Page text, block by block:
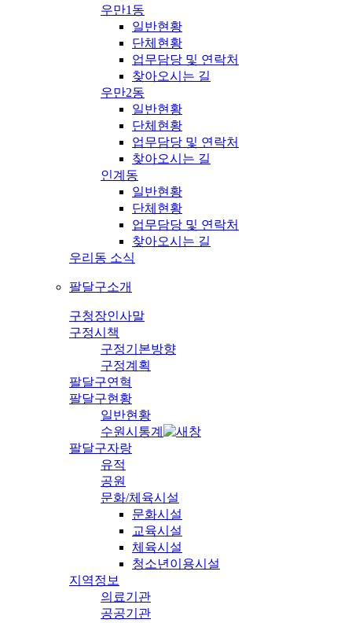
우만1동
일반현황
단체현황
업무담당 및 연락처
찾아오시는 길
우만2동
일반현황
단체현황
업무담당 및 연락처
찾아오시는 길
인계동
일반현황
단체현황
업무담당 및 연락처
찾아오시는 길
우리동 소식
팔달구소개
구청장인사말
구정시책
구정기본방향
구정계획
팔달구연혁
팔달구현황
일반현황
수원시통계
팔달구자랑
유적
공원
문화/체육시설
문화시설
교육시설
체육시설
청소년이용시설
지역정보
의료기관
공공기관